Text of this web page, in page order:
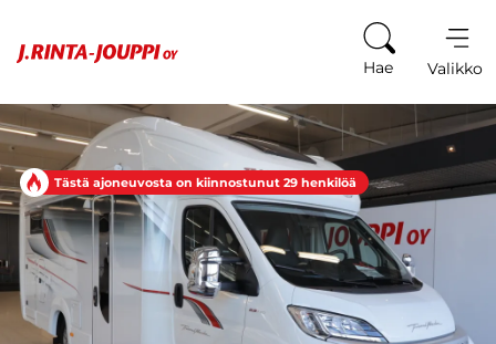
Hae Valikko
Tästä ajoneuvosta on kiinnostunut 29 henkilöä